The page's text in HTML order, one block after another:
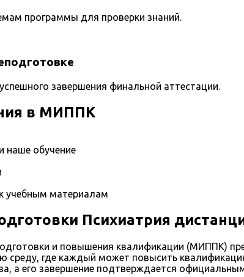
программы для проверки знаний.
завершения финальной аттестации.
в МИППК
наше обучение
учебным материалам
Психиатрия
и повышения квалификации (МИППК)
среду, где каждый может повысить
а его завершение подтверждается